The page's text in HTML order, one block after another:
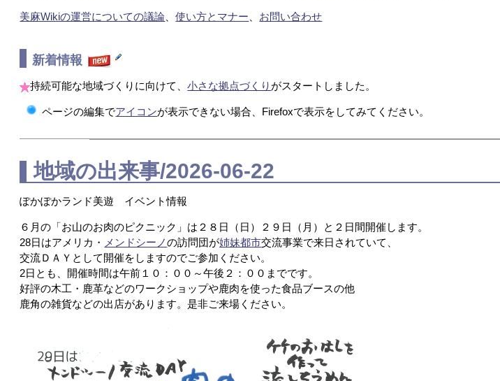
美麻Wikiの運営についての議論 、使い方とマナー お問い合わせ
新着情報
持続可能な地域づくりに向けて、小さな拠点づくり がスタートしました。
ページの編集でアイコンが表示できない場合、Firefoxで表示をしてみてください。
地域の出来事/2026-06-22
ぽかぽかランド美遊 イベント情報
６月の「お山のお肉のピクニック」は２８日（日）２９日（月）と２日間開催します。
28日はアメリカ・ メンドシーノの訪問団が姉妹都市交流事業で来日されていて、
交流ＤＡＹとして開催をしますのでご参加ください。
2日とも、開催時間は午前１０：００～午後２：００までです。
好評の木工・鹿革などのワークショップや鹿肉を使った食品ブースの他
鹿角の雑貨などの出店があります。是非ご来場ください。